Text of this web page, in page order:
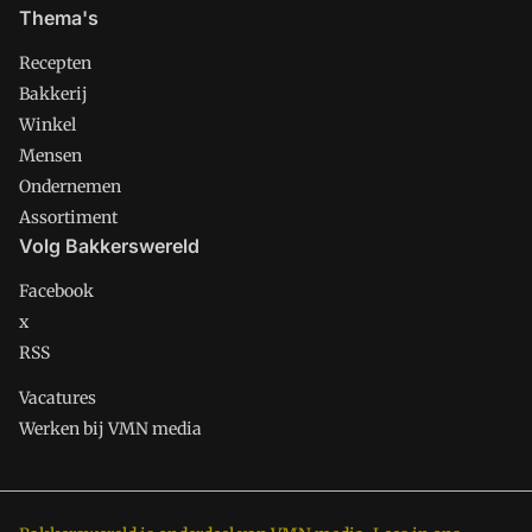
Thema's
Recepten
Bakkerij
Winkel
Mensen
Ondernemen
Assortiment
Volg Bakkerswereld
Facebook
x
RSS
Vacatures
Werken bij VMN media